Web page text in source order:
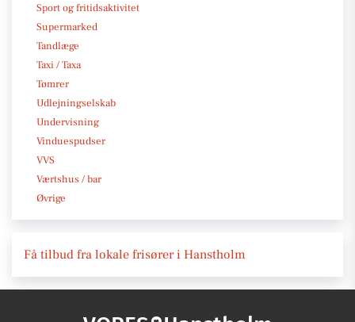
Sport og fritidsaktivitet
Supermarked
Tandlæge
Taxi / Taxa
Tømrer
Udlejningselskab
Undervisning
Vinduespudser
VVS
Værtshus / bar
Øvrige
Få tilbud fra lokale frisører i Hanstholm